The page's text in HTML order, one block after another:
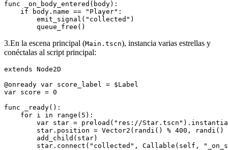
func _on_body_entered(body):
    if body.name == "Player":
        emit_signal("collected")
        queue_free()
3.En la escena principal (Main.tscn), instancia varias estrellas y
conéctalas al script principal:
extends Node2D
@onready var score_label = $Label
var score = 0
func _ready():
    for i in range(5):
var star = preload("res://
star.position = Vector2(randi() % 400, randi()
        add_child(star)
star.connect("collected", Callable(self,